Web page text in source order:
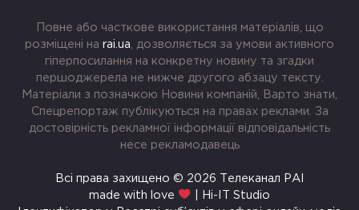
Повне або часткове використання матеріалів, що
розміщені на rai.ua , дозволяється за умови активного
гіперпосилання на конкретну новину та згадки
першоджерела не нижче другого абзацу тексту.
Матеріали з позначкою Новини компаній, Варто знати,
Спецрепортаж публікуються на правах реклами. За
достовірність рекламної інформації відповідальність
несе рекламодавець
Всі права захищено © 2026 Телеканал РАІ
made with love
| Hi-IT Studio